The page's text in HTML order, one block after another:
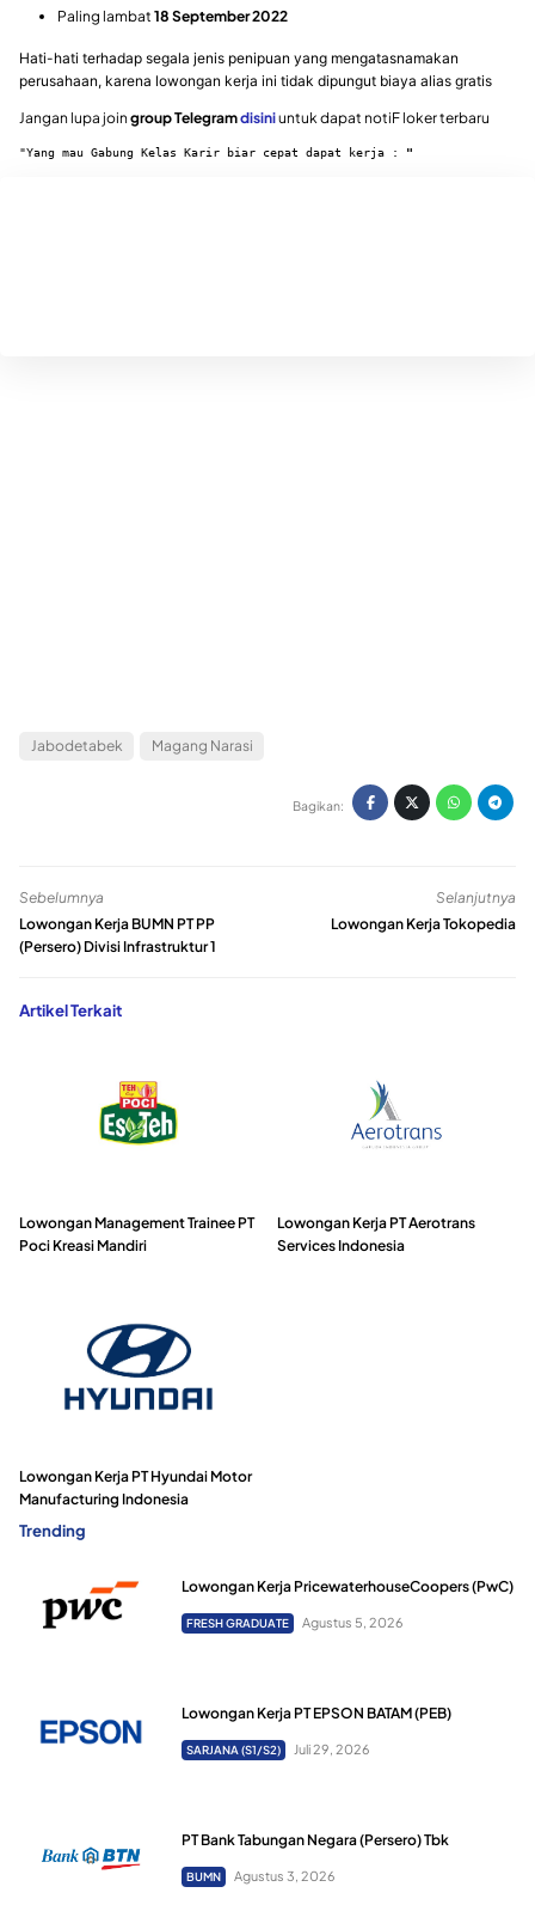
Paling lambat 18 September 2022
Hati-hati terhadap segala jenis penipuan yang mengatasnamakan
perusahaan, karena lowongan kerja ini tidak dipungut biaya alias gratis
Jangan lupa join group Telegramdisiniuntuk dapat notiF loker terbaru
"Yang mau Gabung Kelas Karir biar cepat dapat kerja : "
Jabodetabek Magang Narasi
Bagikan:
Sebelumnya
Lowongan Kerja BUMN PT PP
(Persero) Divisi Infrastruktur 1
Selanjutnya
Lowongan Kerja Tokopedia
Artikel Terkait
Lowongan Management Trainee PT
Poci Kreasi Mandiri
Lowongan Kerja PT Aerotrans
Services Indonesia
Lowongan Kerja PT Hyundai Motor
Manufacturing Indonesia
Trending
Lowongan Kerja PricewaterhouseCoopers (PwC)
FRESH GRADUATE Agustus 5, 2026
Lowongan Kerja PT EPSON BATAM (PEB)
SARJANA (S1/S2) Juli 29, 2026
PT Bank Tabungan Negara (Persero) Tbk
BUMN Agustus 3, 2026